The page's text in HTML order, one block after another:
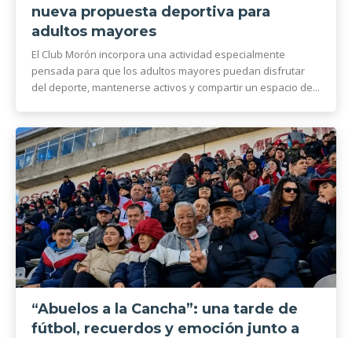
nueva propuesta deportiva para
adultos mayores
El Club Morón incorpora una actividad especialmente
pensada para que los adultos mayores puedan disfrutar
del deporte, mantenerse activos y compartir un espacio de...
“Abuelos a la Cancha”: una tarde de
fútbol, recuerdos y emoción junto a